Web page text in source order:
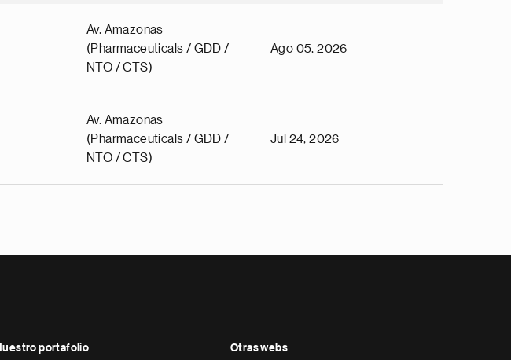
Av. Amazonas
(Pharmaceuticals / GDD /
NTO / CTS)
Ago 05, 2026
Av. Amazonas
(Pharmaceuticals / GDD /
NTO / CTS)
Jul 24, 2026
portafolio Otras webs